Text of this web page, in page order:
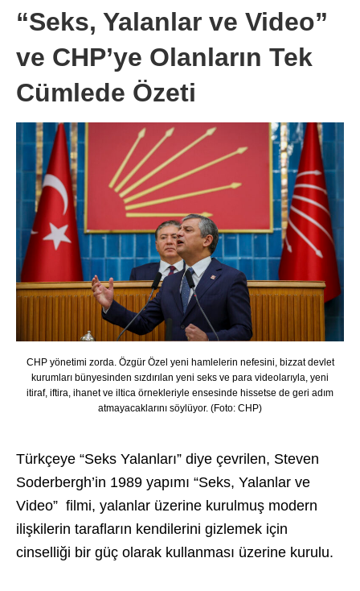
“Seks, Yalanlar ve Video”
ve CHP’ye Olanların Tek
Cümlede Özeti
CHP yönetimi zorda. Özgür Özel yeni hamlelerin nefesini, bizzat devlet
kurumları bünyesinden sızdırılan yeni seks ve para videolarıyla, yeni
itiraf, iftira, ihanet ve iltica örnekleriyle ensesinde hissetse de geri adım
atmayacaklarını söylüyor. (Foto: CHP)
Türkçeye “Seks Yalanları” diye çevrilen, Steven
Soderbergh’in 1989 yapımı “Seks, Yalanlar ve
Video” filmi, yalanlar üzerine kurulmuş modern
ilişkilerin tarafların kendilerini gizlemek için
cinselliği bir güç olarak kullanması üzerine kurulu.